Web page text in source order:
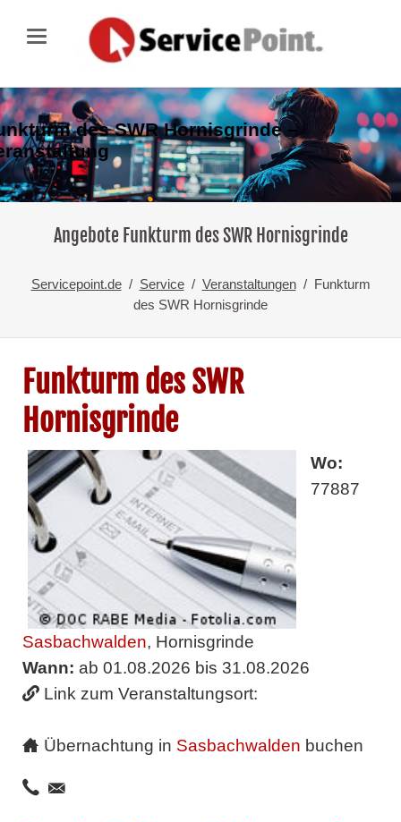
des SWR Hornisgrinde –
Angebote Funkturm des SWR Hornisgrinde
Servicepoint.de Service Veranstaltungen
Funkturm
des SWR Hornisgrinde
Funkturm des SWR
Hornisgrinde
Wo:
77887
Sasbachwalden, Hornisgrinde
Wann: ab 01.08.2026 bis 31.08.2026
Link zum Veranstaltungsort:
Übernachtung in Sasbachwalden buchen